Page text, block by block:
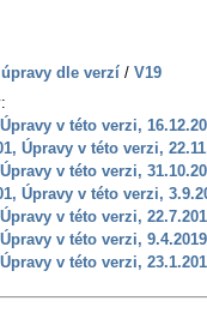
dle verzí / V19
v této verzi,
Úpravy v této verzi,
v této verzi,
Úpravy v této verzi,
v této verzi,
v této verzi, 9.4.2019
v této verzi,